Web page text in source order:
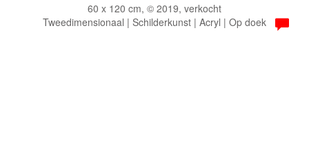
60 x 120 cm, © 2019, verkocht
Tweedimensionaal | Schilderkunst | Acryl | Op doek